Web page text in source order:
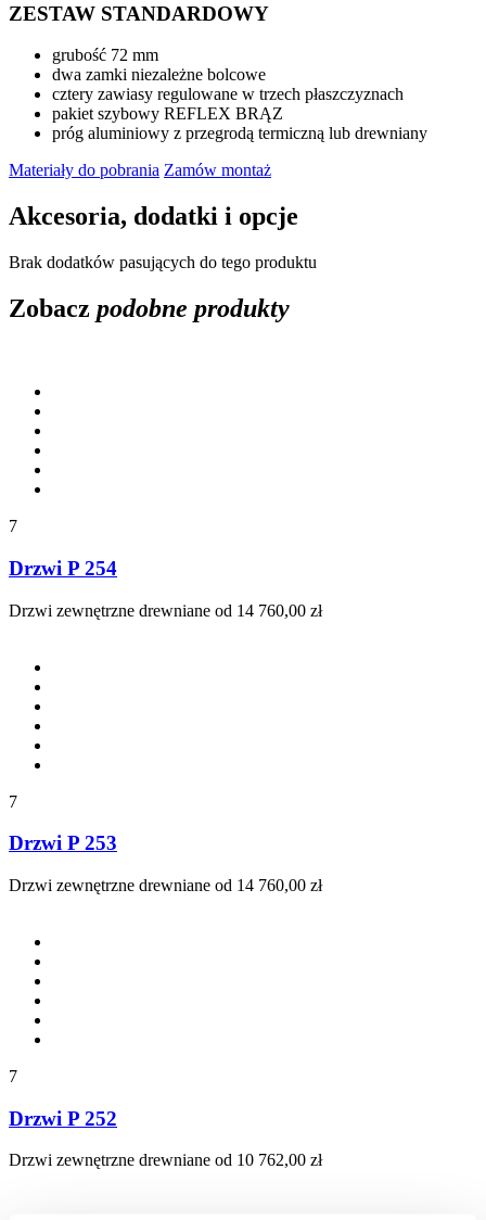
ZESTAW STANDARDOWY
grubość 72 mm
dwa zamki niezależne bolcowe
cztery zawiasy regulowane w trzech płaszczyznach
pakiet szybowy REFLEX BRĄZ
próg aluminiowy z przegrodą termiczną lub drewniany
Materiały do pobrania Zamów montaż
Akcesoria, dodatki i opcje
Brak dodatków pasujących do tego produktu
Zobacz podobne produkty
7
Drzwi P 254
Drzwi zewnętrzne drewniane od 14 760,00 zł
7
Drzwi P 253
Drzwi zewnętrzne drewniane od 14 760,00 zł
7
Drzwi P 252
Drzwi zewnętrzne drewniane od 10 762,00 zł